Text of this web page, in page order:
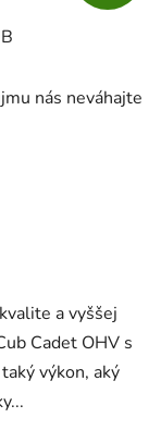
nás neváhajte
a vyššej
Cadet OHV s
výkon, aký